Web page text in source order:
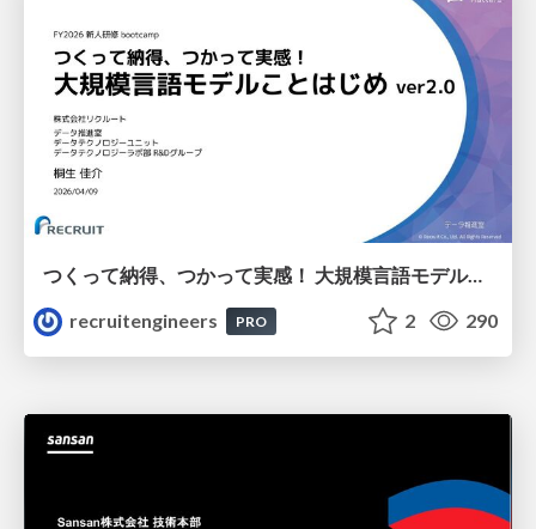
つくって納得、つかって実感！ 大規模言語モデルことはじめ ver2.0
recruitengineers
PRO 2 290